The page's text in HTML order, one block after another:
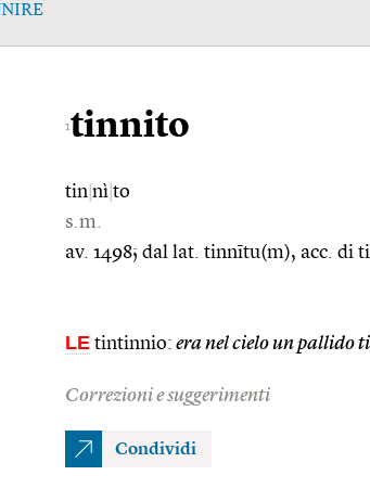
1tinnito
tin nì to
s.m.
av. 1498; dal lat. tinnītu(m), acc. di
LE tintinnio: era nel cielo un pallido
Correzioni e suggerimenti
Condividi